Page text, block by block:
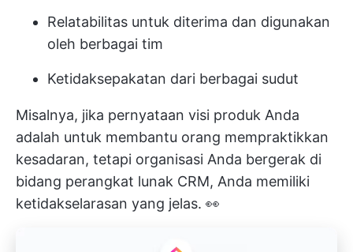
Relatabilitas untuk diterima dan digunakan
oleh berbagai tim
Ketidaksepakatan dari berbagai sudut
Misalnya, jika pernyataan visi produk Anda
adalah untuk membantu orang mempraktikkan
kesadaran, tetapi organisasi Anda bergerak di
bidang perangkat lunak CRM, Anda memiliki
ketidakselarasan yang jelas. 👀